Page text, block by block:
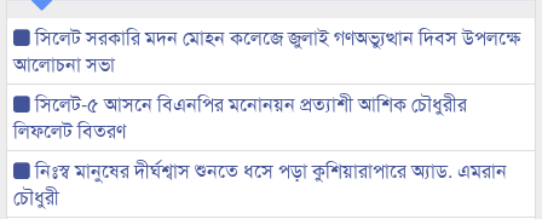
সিলেট সরকারি মদন মোহন কলেজে জুলাই গণঅভ্যুত্থান দিবস উপলক্ষে
আলোচনা সভা
সিলেট-৫ আসনে বিএনপির মনোনয়ন প্রত্যাশী আশিক চৌধুরীর
লিফলেট বিতরণ
নিঃস্ব মানুষের দীর্ঘশ্বাস শুনতে ধসে পড়া কুশিয়ারাপারে অ্যাড. এমরান
চৌধুরী